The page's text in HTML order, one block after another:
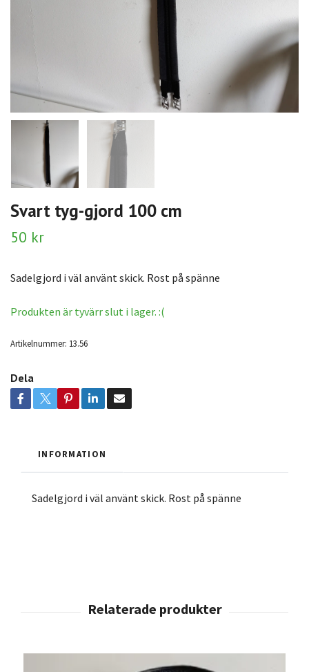
Svart tyg-gjord 100 cm
50 kr
Sadelgjord i väl använt skick. Rost på spänne
Produkten är tyvärr slut i lager. :(
Artikelnummer: 13.56
Dela
INFORMATION
Sadelgjord i väl använt skick. Rost på spänne